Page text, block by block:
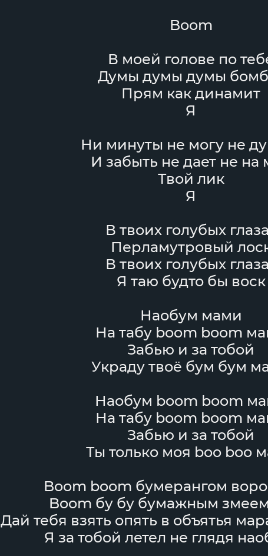
Boom
В моей голове по
Думы думы думы
Прям как динамит
Я
Ни минуты не могу не
И забыть не дает не на
Твой лик
Я
В твоих голубых
Перламутровый
В твоих голубых
Я таю будто бы воск
Наобум мами
На табу boom boom
Забью и за тобой
Украду твоё бум бум
Наобум boom boom
На табу boom boom
Забью и за тобой
Ты только моя boo boo
Boom boom бумерангом
Boom бу бу бумажным
Дай тебя взять опять в объятья
Я за тобой летел не глядя